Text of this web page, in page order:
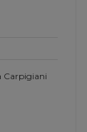
Carpigiani